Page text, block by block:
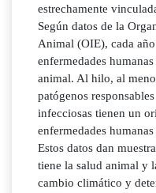
estrechamente
Según datos de la
Animal (OIE), cada
enfermedades
animal. Al hilo, al
patógenos
infecciosas tienen un
enfermedades
Estos datos dan
tiene la salud animal y
cambio climático y